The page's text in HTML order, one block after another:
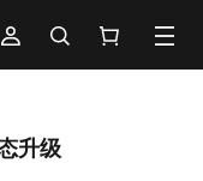
升级